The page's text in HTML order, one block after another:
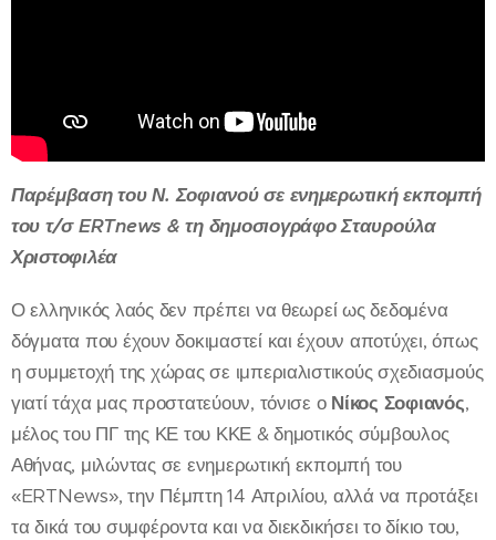
Παρέμβαση του Ν. Σοφιανού σε ενημερωτική εκπομπή
του τ/σ ERTnews & τη δημοσιογράφο Σταυρούλα
Χριστοφιλέα
Ο ελληνικός λαός δεν πρέπει να θεωρεί ως δεδομένα
δόγματα που έχουν δοκιμαστεί και έχουν αποτύχει, όπως
η συμμετοχή της χώρας σε ιμπεριαλιστικούς σχεδιασμούς
γιατί τάχα μας προστατεύουν, τόνισε ο Νίκος Σοφιανός,
μέλος του ΠΓ της ΚΕ του ΚΚΕ & δημοτικός σύμβουλος
Αθήνας, μιλώντας σε ενημερωτική εκπομπή του
«ERTNews», την Πέμπτη 14 Απριλίου, αλλά να προτάξει
τα δικά του συμφέροντα και να διεκδικήσει το δίκιο του,